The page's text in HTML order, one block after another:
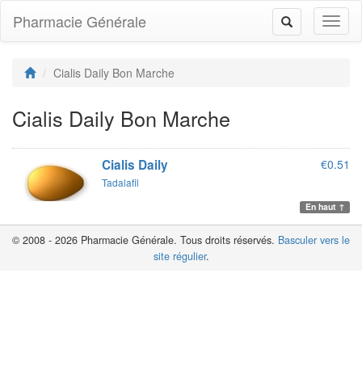
Toggle
navigation
Pharmacie Générale
Cialis Daily Bon Marche
Cialis Daily Bon Marche
Cialis Daily
Tadalafil
€0.51
En haut ↑
© 2008 - 2026 Pharmacie Générale. Tous droits réservés. Basculer vers le
site régulier.